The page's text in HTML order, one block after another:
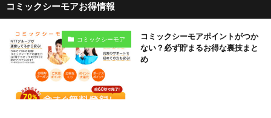
コミックシーモアお得情報
コミックシーモア
コミックシーモアポイントがつか
ない？必ず貯まるお得な裏技まと
め